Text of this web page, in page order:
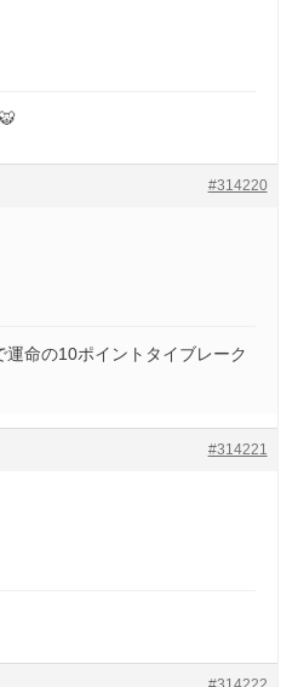
#314220
命の10ポイントタイブレーク
#314221